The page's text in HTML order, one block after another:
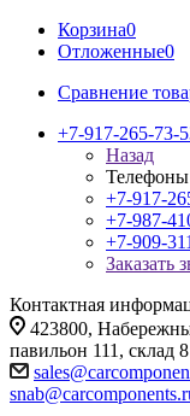
Корзина0
Отложенные0
Сравнение
+7-917-265-73-
Назад
Телефоны
+7-917-
+7-987-
+7-909-
Заказать
Контактная
423800,
павильон 111, склад 8